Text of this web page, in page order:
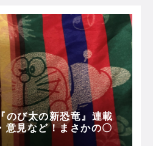
のび太の新恐竜』連載
意見など！まさかの〇